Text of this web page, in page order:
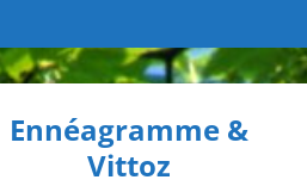
Ennéagramme &
Vittoz